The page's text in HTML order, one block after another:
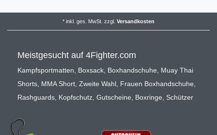
* inkl. ges. MwSt. zzgl. Versandkosten
Meistgesucht auf 4Fighter.com
Kampfsportmatten, Boxsack, Boxhandschuhe, Muay Thai
Shorts, MMA Short, Zweite Wahl, Frauen Boxhandschuhe,
Rashguards, Kopfschutz, Gutscheine, Boxringe, Schützer